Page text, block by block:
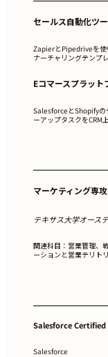
セールス自動化ツ
ZapierとPipedriveを使
ナーチャリングテンプ
Eコマースプラット
SalesforceとShopifyの
ーアップタスクをCRM
マーケティング専
テキサス大学オース
関連科目：営業管理、
ーションと営業テリト
Salesforce
Salesforce